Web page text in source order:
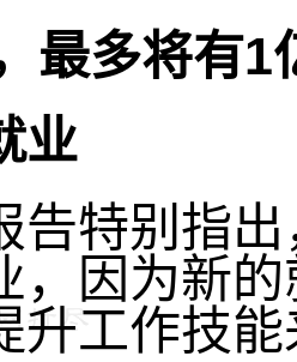
最多将有1
业
告特别指
，因为新
升工作技